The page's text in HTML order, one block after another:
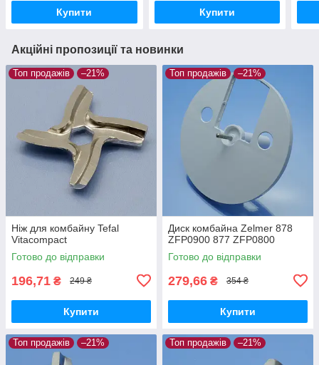
Купити Купити
Акційні пропозиції та новинки
Топ продажів –21%
Ніж для комбайну Tefal
Vitacompact
Готово до відправки
196,71 ₴ 249 ₴
Купити
Топ продажів –21%
Диск комбайна Zelmer 878
ZFP0900 877 ZFP0800
Готово до відправки
279,66 ₴ 354 ₴
Купити
Топ продажів –21% Топ продажів –21%